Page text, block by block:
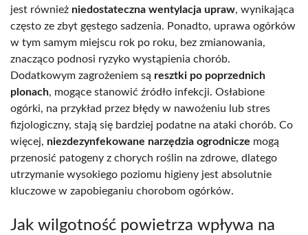
jest również niedostateczna wentylacja upraw, wynikająca
często ze zbyt gęstego sadzenia. Ponadto, uprawa ogórków
w tym samym miejscu rok po roku, bez zmianowania,
znacząco podnosi ryzyko wystąpienia chorób.
Dodatkowym zagrożeniem są resztki po poprzednich
plonach, mogące stanowić źródło infekcji. Osłabione
ogórki, na przykład przez błędy w nawożeniu lub stres
fizjologiczny, stają się bardziej podatne na ataki chorób. Co
więcej, niezdezynfekowane narzędzia ogrodnicze mogą
przenosić patogeny z chorych roślin na zdrowe, dlatego
utrzymanie wysokiego poziomu higieny jest absolutnie
kluczowe w zapobieganiu chorobom ogórków.
Jak wilgotność powietrza wpływa na